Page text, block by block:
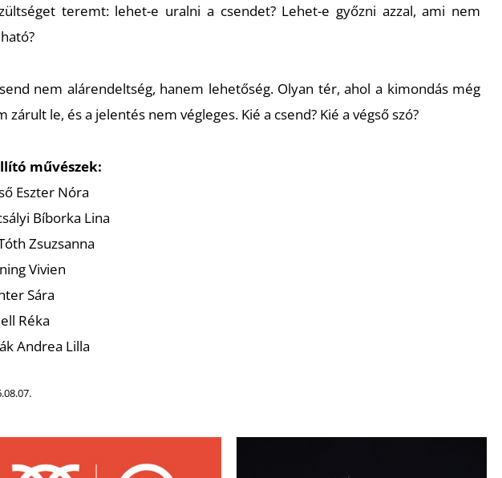
teremt: lehet-e uralni a csendet? Lehet-e győzni azzal, ami nem
nem alárendeltség, hanem lehetőség. Olyan tér, ahol a kimondás még
zárult le, és a jelentés nem végleges. Kié a csend? Kié a végső szó?
művészek:
Eszter Nóra
Bíborka Lina
Zsuzsanna
Vivien
Sára
Réka
Andrea Lilla